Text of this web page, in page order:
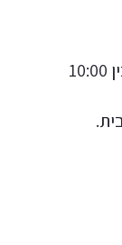
אנחנו אוהבות משפחות. ביום שבת, בין 10:00